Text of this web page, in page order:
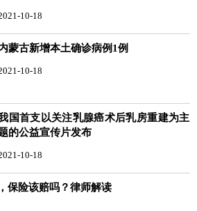
10-18
蒙古新增本土确诊病例1例
10-18
国首支以关注乳腺癌术后乳房重建为主
的公益宣传片发布
10-18
保险该赔吗？律师解读